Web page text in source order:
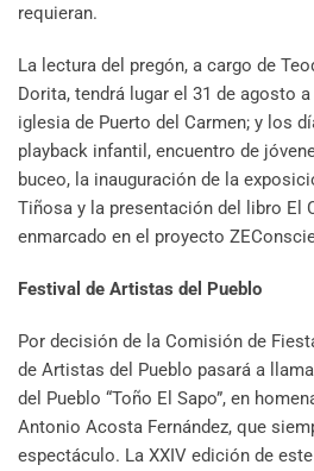
requieran.
La lectura del pregón, a cargo de
Dorita, tendrá lugar el 31 de agosto
iglesia de Puerto del Carmen; y los
playback infantil, encuentro de
buceo, la inauguración de la
Tiñosa y la presentación del libro El
enmarcado en el proyecto
Festival de Artistas del Pueblo
Por decisión de la Comisión de
de Artistas del Pueblo pasará a
del Pueblo “Toño El Sapo”, en
Antonio Acosta Fernández, que
espectáculo. La XXIV edición de